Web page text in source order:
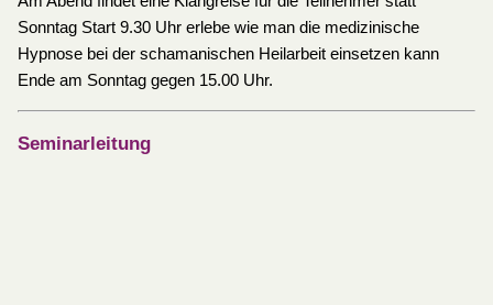
Sonntag Start 9.30 Uhr erlebe wie man die medizinische
Hypnose bei der schamanischen Heilarbeit einsetzen kann
Ende am Sonntag gegen 15.00 Uhr.
Seminarleitung